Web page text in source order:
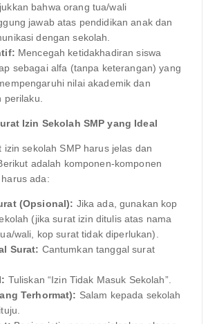
bahwa orang tua/wali
jawab atas pendidikan anak dan
dengan sekolah.
Mencegah ketidakhadiran siswa
sebagai alfa (tanpa keterangan) yang
nilai akademik dan
perilaku.
Izin Sekolah SMP yang Ideal
izin sekolah SMP harus jelas dan
adalah komponen-komponen
ada:
(Opsional): Jika ada, gunakan kop
(jika surat izin ditulis atas nama
wali, kop surat tidak diperlukan).
Surat: Cantumkan tanggal surat
Tuliskan “Izin Tidak Masuk Sekolah”.
Terhormat): Salam kepada sekolah